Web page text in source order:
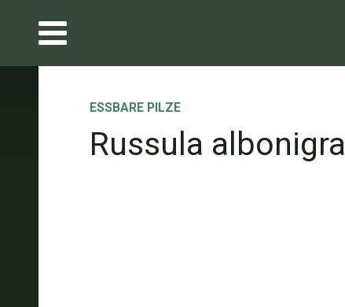
ESSBARE PILZE
Russula albonigra